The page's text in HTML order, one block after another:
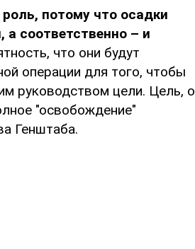
потому что осадки
соответственно – и
что они будут
операции для того, чтобы
руководством цели. Цель, о
"освобождение"
Генштаба.